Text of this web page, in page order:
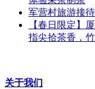
军营村旅游接
【春日限定】
指尖拾茶香，
关于我们